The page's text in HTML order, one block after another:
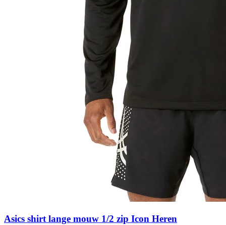
Asics shirt lange mouw 1/2 zip Icon Heren